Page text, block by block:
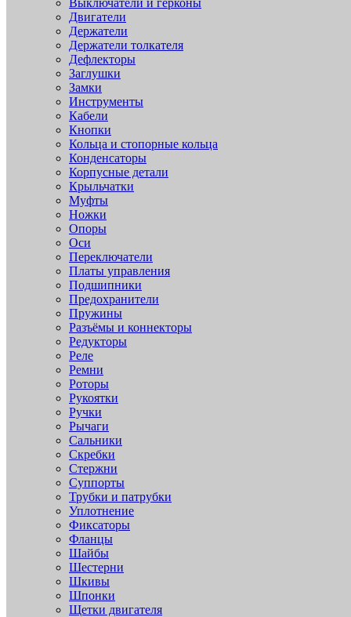
Выключатели и герконы
Двигатели
Держатели
Держатели толкателя
Дефлекторы
Заглушки
Замки
Инструменты
Кабели
Кнопки
Кольца и стопорные кольца
Конденсаторы
Корпусные детали
Крыльчатки
Муфты
Ножки
Опоры
Оси
Переключатели
Платы управления
Подшипники
Предохранители
Пружины
Разъёмы и коннекторы
Редукторы
Реле
Ремни
Роторы
Рукоятки
Ручки
Рычаги
Сальники
Скребки
Стержни
Суппорты
Трубки и патрубки
Уплотнение
Фиксаторы
Фланцы
Шайбы
Шестерни
Шкивы
Шпонки
Щетки двигателя